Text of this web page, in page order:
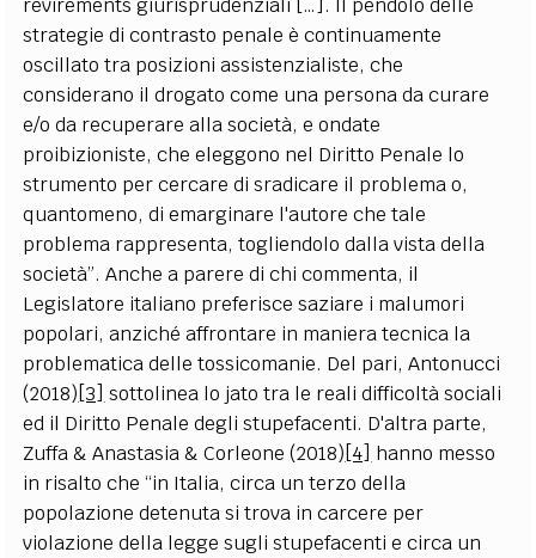
revirements giurisprudenziali […]. Il pendolo delle
strategie di contrasto penale è continuamente
oscillato tra posizioni assistenzialiste, che
considerano il drogato come una persona da curare
e/o da recuperare alla società, e ondate
proibizioniste, che eleggono nel Diritto Penale lo
strumento per cercare di sradicare il problema o,
quantomeno, di emarginare l'autore che tale
problema rappresenta, togliendolo dalla vista della
società”. Anche a parere di chi commenta, il
Legislatore italiano preferisce saziare i malumori
popolari, anziché affrontare in maniera tecnica la
problematica delle tossicomanie. Del pari, Antonucci
(2018)[3] sottolinea lo jato tra le reali difficoltà sociali
ed il Diritto Penale degli stupefacenti. D'altra parte,
Zuffa & Anastasia & Corleone (2018)[4] hanno messo
in risalto che “in Italia, circa un terzo della
popolazione detenuta si trova in carcere per
violazione della legge sugli stupefacenti e circa un